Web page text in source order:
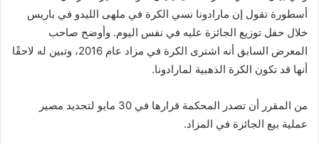
أسطورة تقول إن مارادونا نسي الكرة في ملهى الليدو في باريس
خلال حفل توزيع الجائزة عليه في نفس اليوم. وأوضح صاحب
المعرض السابق أنه اشترى الكرة في مزاد عام 2016، وتبين له لاحقًا
أنها قد تكون الكرة الذهبية لمارادونا.
من المقرر أن تصدر المحكمة قرارها في 30 مايو لتحديد مصير
عملية بيع الجائزة في المزاد.